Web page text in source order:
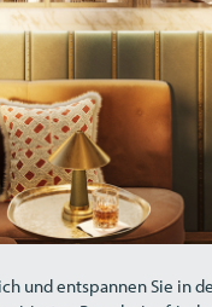
und entspannen Sie in